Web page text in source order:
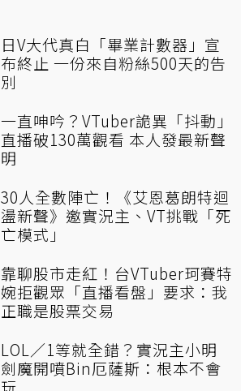
日V大代真白「畢業計數器」宣
布終止 一份來自粉絲500天的告
別
一直呻吟？VTuber詭異「抖動」
直播破130萬觀看 本人發最新聲
明
30人全數陣亡！《艾恩葛朗特迴
盪新聲》邀實況主、VT挑戰「死
亡模式」
靠聊股市走紅！台VTuber珂賽特
婉拒觀眾「直播看盤」要求：我
正職是股票交易
LOL／1等就全錯？實況主小明
劍魔開噴Bin厄薩斯：根本不會
玩